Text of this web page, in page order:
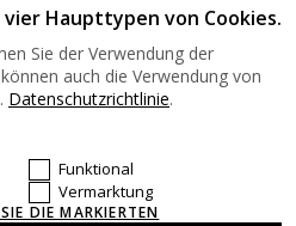
den Betrieb von
Home angebotene Produkte
LT04125 Vilnius Lithuania
LT100015220214 Bitte
Bestätigung an diese
mit uns in Verbindung setzen:
Uhr E-Mail: Info@savashome.de
vier Haupttypen von Cookies.
Sie der Verwendung der
auch die Verwendung von
Datenschutzrichtlinie.
Funktional
Vermarktung
DIE MARKIERTEN